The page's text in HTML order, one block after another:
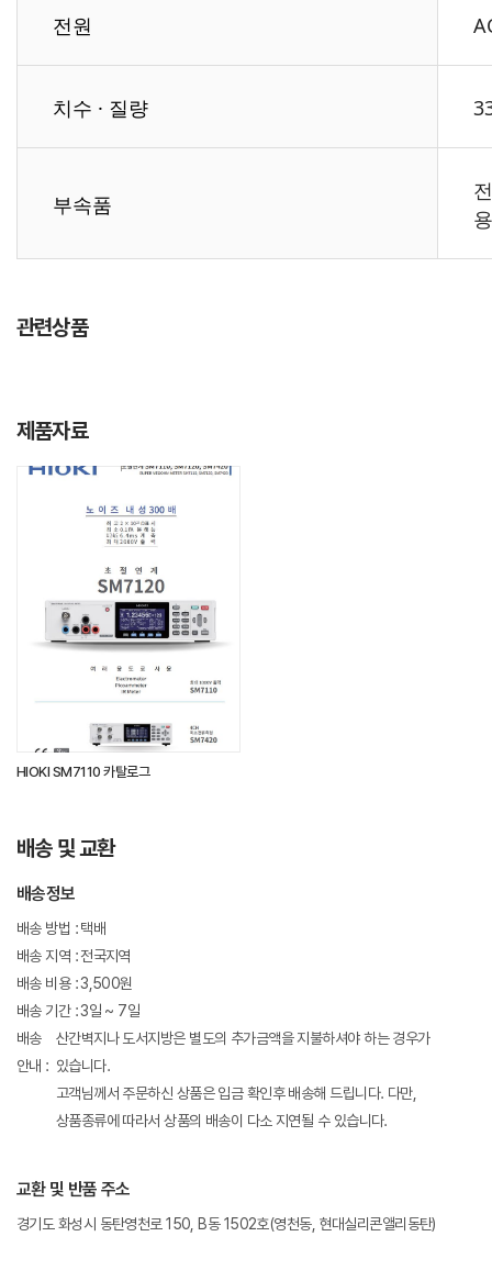
전원
치수 · 질량
부속품
관련상품
제품자료
HIOKI SM7110 카탈로그
배송 및 교환
배송정보
배송 방법 :택배
배송 지역 :전국지역
배송 비용 :3,500원
배송 기간 :3일 ~ 7일
배송
안내 :
산간벽지나 도서지방은 별도의 추가금액을 지불하셔야 하는 경우가
있습니다.
고객님께서 주문하신 상품은 입금 확인후 배송해 드립니다. 다만,
상품종류에 따라서 상품의 배송이 다소 지연될 수 있습니다.
교환 및 반품 주소
경기도 화성시 동탄영천로 150, B동 1502호(영천동, 현대실리콘앨리동탄)